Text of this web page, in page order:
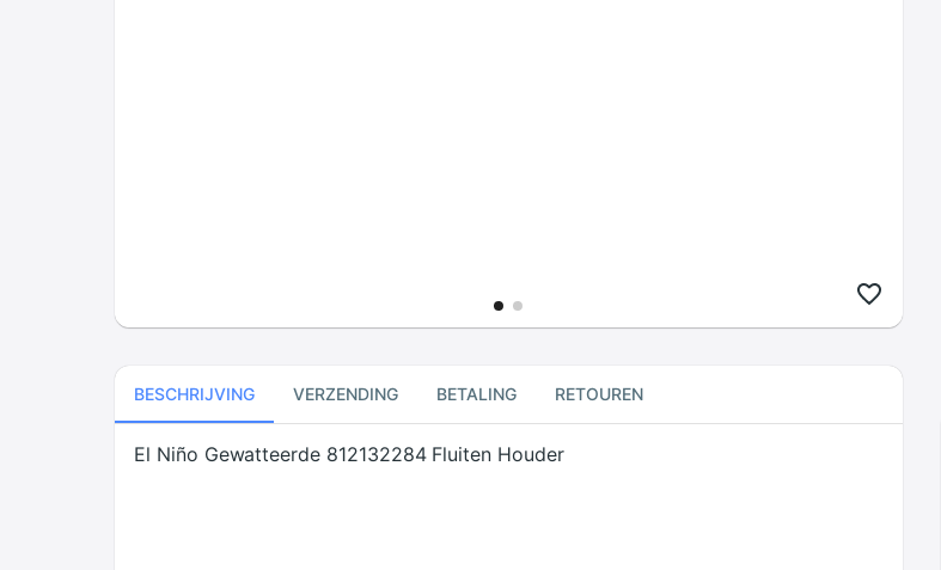
BESCHRIJVING VERZENDING BETALING RETOUREN
El Niño Gewatteerde 812132284 Fluiten Houder